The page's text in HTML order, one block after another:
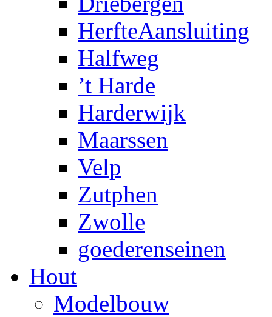
HerfteAansluiting
Halfweg
’t Harde
Harderwijk
Maarssen
Velp
Zutphen
Zwolle
goederenseinen
Hout
Modelbouw